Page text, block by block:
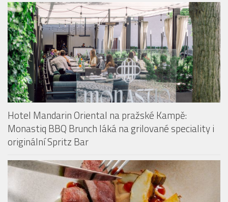
Hotel Mandarin Oriental na pražské Kampě:
Monastiq BBQ Brunch láká na grilované speciality i
originální Spritz Bar